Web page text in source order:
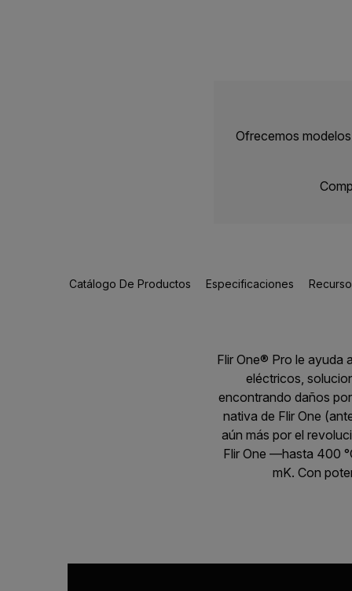
Ofrecemos
Catálogo De Productos Especificaciones
Flir One® Pro le ayuda
eléctricos,
encontrando daños
nativa de Flir One
aún más por el
Flir One —hasta 400
mK. Con